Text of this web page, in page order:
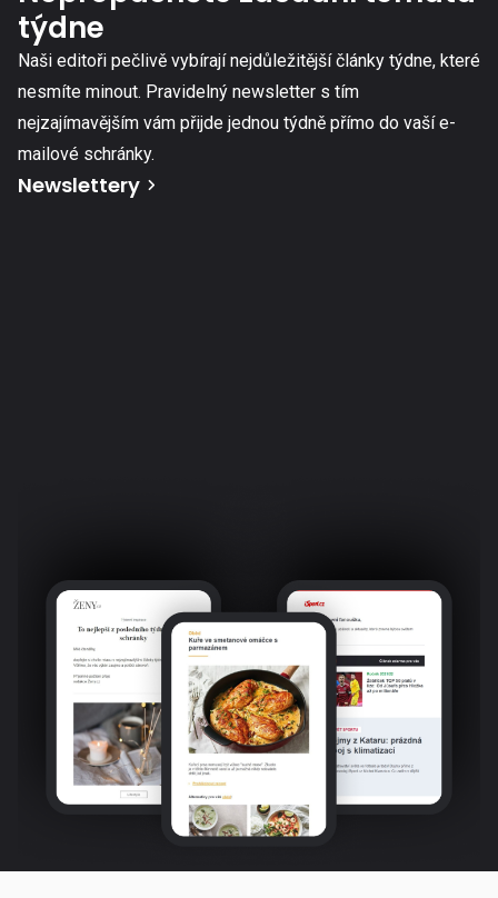
týdne
Naši editoři pečlivě vybírají nejdůležitější články týdne, které
nesmíte minout. Pravidelný newsletter s tím
nejzajímavějším vám přijde jednou týdně přímo do vaší e-
mailové schránky.
Newslettery